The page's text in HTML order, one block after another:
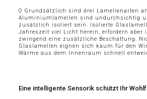
O Grundsätzlich sind drei Lamellenarten
Aluminiumlamellen sind undurchsichtig
zusätzlich isoliert sein. Isolierte
Jahreszeit viel Licht herein, erfordern aber
zwingend eine zusätzliche Beschattung.
Glaslamellen eignen sich kaum für den
Wärme aus dem Innenraum schnell
Eine intelligente Sensorik schützt Ihr